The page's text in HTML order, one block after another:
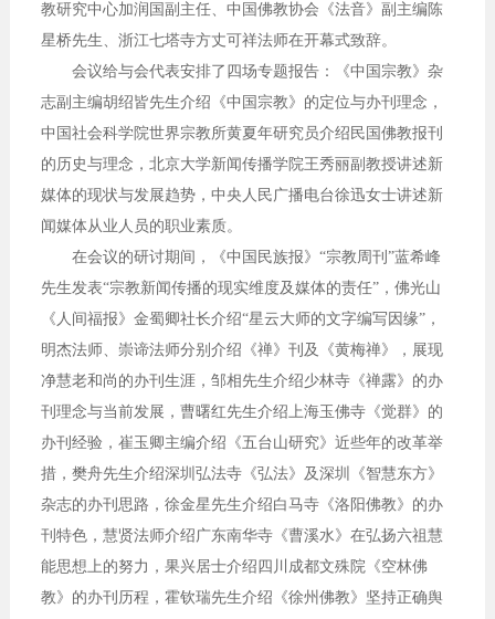
教研究中心加润国副主任、中国佛教协会《法音》副主编陈
星桥先生、浙江七塔寺方丈可祥法师在开幕式致辞。
会议给与会代表安排了四场专题报告：《中国宗教》杂
志副主编胡绍皆先生介绍《中国宗教》的定位与办刊理念，
中国社会科学院世界宗教所黄夏年研究员介绍民国佛教报刊
的历史与理念，北京大学新闻传播学院王秀丽副教授讲述新
媒体的现状与发展趋势，中央人民广播电台徐迅女士讲述新
闻媒体从业人员的职业素质。
在会议的研讨期间，《中国民族报》“宗教周刊”蓝希峰
先生发表“宗教新闻传播的现实维度及媒体的责任”，佛光山
《人间福报》金蜀卿社长介绍“星云大师的文字编写因缘”，
明杰法师、崇谛法师分别介绍《禅》刊及《黄梅禅》，展现
净慧老和尚的办刊生涯，邹相先生介绍少林寺《禅露》的办
刊理念与当前发展，曹曙红先生介绍上海玉佛寺《觉群》的
办刊经验，崔玉卿主编介绍《五台山研究》近些年的改革举
措，樊舟先生介绍深圳弘法寺《弘法》及深圳《智慧东方》
杂志的办刊思路，徐金星先生介绍白马寺《洛阳佛教》的办
刊特色，慧贤法师介绍广东南华寺《曹溪水》在弘扬六祖慧
能思想上的努力，果兴居士介绍四川成都文殊院《空林佛
教》的办刊历程，霍钦瑞先生介绍《徐州佛教》坚持正确舆